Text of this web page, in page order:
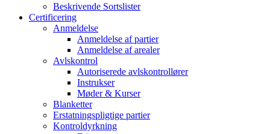
Beskrivende Sortslister
Certificering
Anmeldelse
Anmeldelse af partier
Anmeldelse af arealer
Avlskontrol
Autoriserede avlskontrollører
Instrukser
Møder & Kurser
Blanketter
Erstatningspligtige partier
Kontroldyrkning